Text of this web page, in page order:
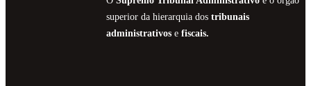
superior da hierarquia dos tribunais
administrativose fiscais.